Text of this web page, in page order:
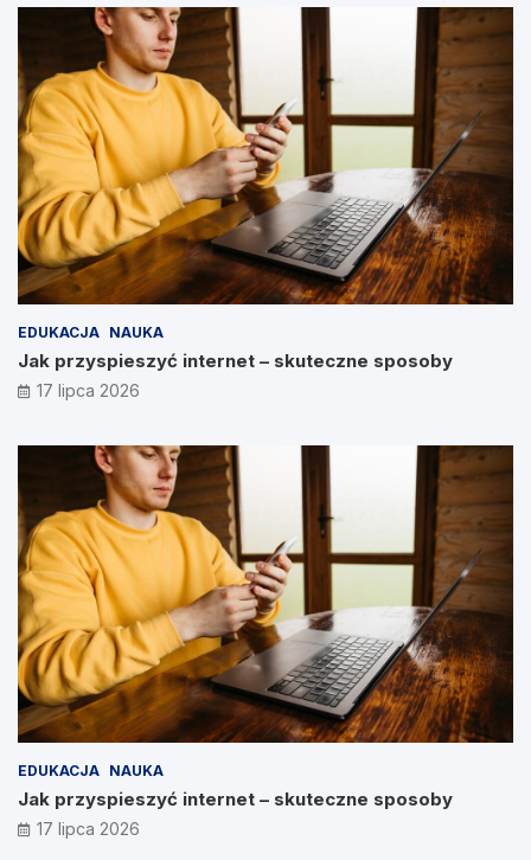
EDUKACJA NAUKA
Jak przyspieszyć internet – skuteczne sposoby
17 lipca 2026
EDUKACJA NAUKA
Jak przyspieszyć internet – skuteczne sposoby
17 lipca 2026